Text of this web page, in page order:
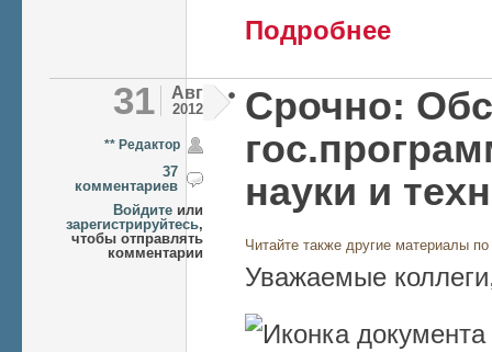
Подробнее
31 Авг
2012
** Редактор
37
комментариев
Войдите или
зарегистрируйтесь,
чтобы отправлять
комментарии
Срочно:
науки и
Читайте также другие материалы
Уважаемые